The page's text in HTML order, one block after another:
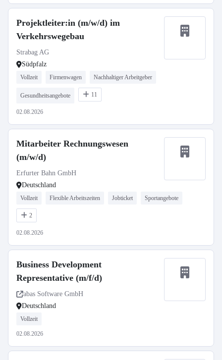
Projektleiter:in (m/w/d) im
Verkehrswegebau
Strabag AG
Südpfalz
Vollzeit Firmenwagen Nachhaltiger Arbeitgeber
Gesundheitsangebote 11
02.08.2026
Mitarbeiter Rechnungswesen
(m/w/d)
Erfurter Bahn GmbH
Deutschland
Vollzeit Flexible Arbeitszeiten Jobticket Sportangebote
2
02.08.2026
Business Development
Representative (m/f/d)
abas Software GmbH
Deutschland
Vollzeit
02.08.2026